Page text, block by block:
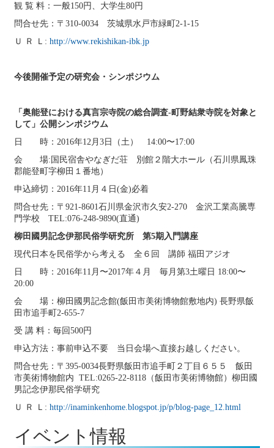
観 覧 料：一般150円、大学生80円
問合せ先：〒310-0034 茨城県水戸市緑町2-1-15
Ｕ Ｒ Ｌ: http://www.rekishikan-ibk.jp
今後開催予定の研究会・シンポジウム
「奥能登における真言宗寺院の総合調査-町野結衆寺院を対象と
して」公開シンポジウム
日 時：2016年12月3日（土） 14:00〜17:00
会 場:国民宿舎やなぎだ荘 別館２階大ホール（石川県鳳珠
郡能登町字柳田１番地）
申込締切：2016年11月４日(金)必着
問合せ先：〒921-8601石川県金沢市久安2-270 金沢工業高騰専
門学校 TEL:076-248-9890(直通)
柳田國男記念伊那民俗学研究所 第5期入門講座
現代日本を民俗学から考える 全６回 講師 福田アジオ
日 時：2016年11月〜2017年４月 毎月第3土曜日 18:00〜
20:00
会 場：柳田國男記念館(飯田市美術博物館敷地内) 長野県飯
田市追手町2-655-7
受 講 料：毎回500円
申込方法：事前申込不要 当日会場へ直接お越しください。
問合せ先：〒395-0034長野県飯田市追手町２丁目６５５ 飯田
市美術博物館内 TEL:0265-22-8118（飯田市美術博物館）柳田國
男記念伊那民俗学研究
Ｕ Ｒ Ｌ: http://inaminkenhome.blogspot.jp/p/blog-page_12.html
イベント情報